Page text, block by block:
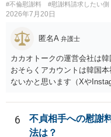
#不倫慰謝料 #慰謝料請求したい側
2026年7月20日
匿名A 弁護士
カカオトークの運営会社は
おそらくアカウントは韓国
ないかと思います（Xや
対する照会は基本的にでき
は例外的に認める扱いもあ
的ではないでしょう）。も
6
不貞相手への慰謝
法は？